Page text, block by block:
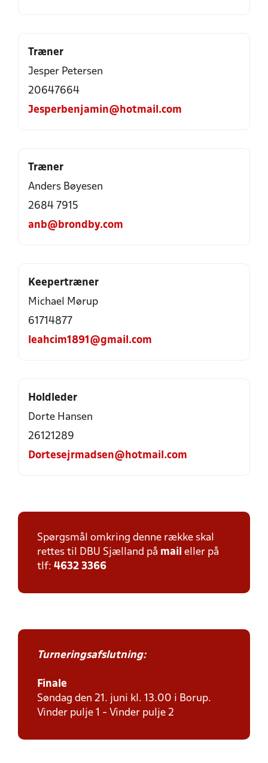
Træner
Jesper Petersen
20647664
Jesperbenjamin@hotmail.com
Træner
Anders Bøyesen
2684 7915
anb@brondby.com
Keepertræner
Michael Mørup
61714877
leahcim1891@gmail.com
Holdleder
Dorte Hansen
26121289
Dortesejrmadsen@hotmail.com
Spørgsmål omkring denne række skal
rettes til DBU Sjælland på mail eller på
tlf: 4632 3366
Turneringsafslutning:
Finale
Søndag den 21. juni kl. 13.00 i Borup.
Vinder pulje 1 - Vinder pulje 2